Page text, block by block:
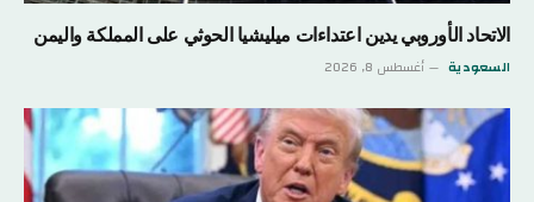
الاتحاد الأوروبي يدين اعتداءات ميليشيا الحوثي على المملكة واليمن
السعودية أغسطس 8, 2026